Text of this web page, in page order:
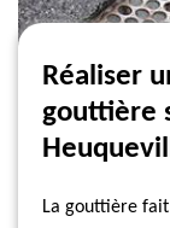
Réaliser
gouttière
La gouttière